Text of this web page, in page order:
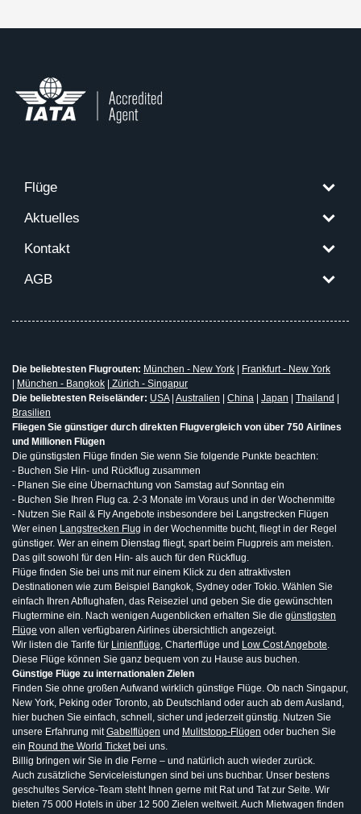
Flüge
Aktuelles
Kontakt
AGB
Die beliebtesten Flugrouten: München - New York
Frankfurt - New York
München - Bangkok
Zürich - Singapur
Die beliebtesten Reiseländer: USA| Australien China Japan Thailand
Brasilien
Fliegen Sie günstiger durch direkten Flugvergleich von über 750 Airlines
und Millionen Flügen
Die günstigsten Flüge finden Sie wenn Sie folgende Punkte beachten:
- Buchen Sie Hin- und Rückflug zusammen
- Planen Sie eine Übernachtung von Samstag auf Sonntag ein
- Buchen Sie Ihren Flug ca. 2-3 Monate im Voraus und in der Wochenmitte
- Nutzen Sie Rail & Fly Angebote insbesondere bei Langstrecken Flügen
Wer einen Langstrecken Flug in der Wochenmitte bucht, fliegt in der Regel
günstiger. Wer an einem Dienstag fliegt, spart beim Flugpreis am meisten.
Das gilt sowohl für den Hin- als auch für den Rückflug.
Flüge finden Sie bei uns mit nur einem Klick zu den attraktivsten
Destinationen wie zum Beispiel Bangkok, Sydney oder Tokio. Wählen Sie
einfach Ihren Abflughafen, das Reiseziel und geben Sie die gewünschten
Flugtermine ein. Nach wenigen Augenblicken erhalten Sie die günstigsten
Flüge von allen verfügbaren Airlines übersichtlich angezeigt.
Wir listen die Tarife für Linienflüge, Charterflüge und Low Cost Angebote.
Diese Flüge können Sie ganz bequem von zu Hause aus buchen.
Günstige Flüge zu internationalen Zielen
Finden Sie ohne großen Aufwand wirklich günstige Flüge. Ob nach Singapur,
New York, Peking oder Toronto, ab Deutschland oder auch ab dem Ausland,
hier buchen Sie einfach, schnell, sicher und jederzeit günstig. Nutzen Sie
unsere Erfahrung mitGabelflügen und Mulitstopp-Flügen oder buchen Sie
ein Round the World Ticketbei uns.
Billig bringen wir Sie in die Ferne – und natürlich auch wieder zurück.
Auch zusätzliche Serviceleistungen sind bei uns buchbar. Unser bestens
geschultes Service-Team steht Ihnen gerne mit Rat und Tat zur Seite. Wir
bieten 75 000 Hotels in über 12 500 Zielen weltweit. Auch Mietwagen finden